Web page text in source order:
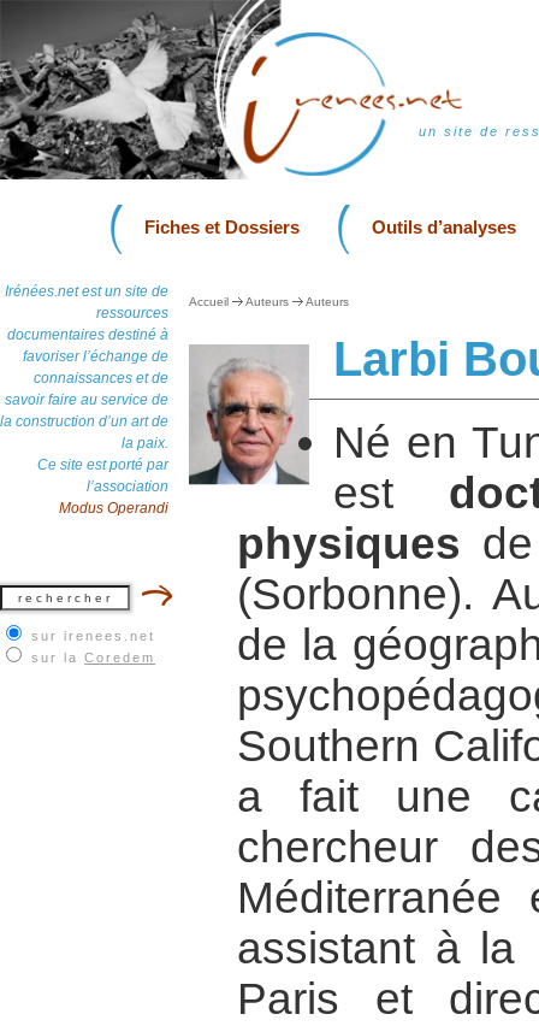
un site de
Fiches et Dossiers Outils d’analyses
Irénées.net est un site de
ressources
documentaires destiné à
favoriser l’échange de
connaissances et de
savoir faire au service de
la construction d’un art de
la paix.
Ce site est porté par
l’association
Modus Operandi
sur irenees.net
sur la Coredem
Accueil Auteurs Auteurs
Larbi
Né en
est
physiques
(Sorbonne).
de la
Southern
a fait une
chercheur
assistant à la
Paris et